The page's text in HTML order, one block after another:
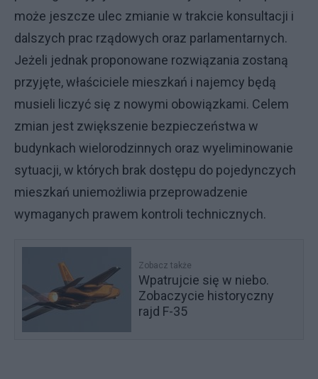
może jeszcze ulec zmianie w trakcie konsultacji i
dalszych prac rządowych oraz parlamentarnych.
Jeżeli jednak proponowane rozwiązania zostaną
przyjęte, właściciele mieszkań i najemcy będą
musieli liczyć się z nowymi obowiązkami. Celem
zmian jest zwiększenie bezpieczeństwa w
budynkach wielorodzinnych oraz wyeliminowanie
sytuacji, w których brak dostępu do pojedynczych
mieszkań uniemożliwia przeprowadzenie
wymaganych prawem kontroli technicznych.
Zobacz także
Wpatrujcie się w niebo.
Zobaczycie historyczny
rajd F-35